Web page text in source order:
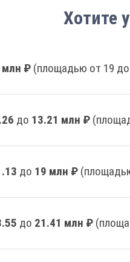
Хотите
млн ₽ (площадью от 19
до 13.21 млн ₽
до 19 млн ₽
до 21.41 млн ₽